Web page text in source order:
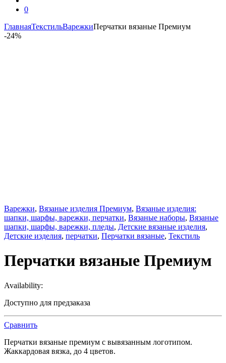
0
ГлавнаяТекстильВарежкиПерчатки вязаные Премиум
-24%
Варежки, Вязаные изделия Премиум, Вязаные изделия:
шапки, шарфы, варежки, перчатки, Вязаные наборы, Вязаные
шапки, шарфы, варежки, пледы, Детские вязаные изделия,
Детские изделия, перчатки, Перчатки вязаные, Текстиль
Перчатки вязаные Премиум
Availability:
Доступно для предзаказа
Сравнить
Перчатки вязаные премиум с вывязанным логотипом.
Жаккардовая вязка, до 4 цветов.